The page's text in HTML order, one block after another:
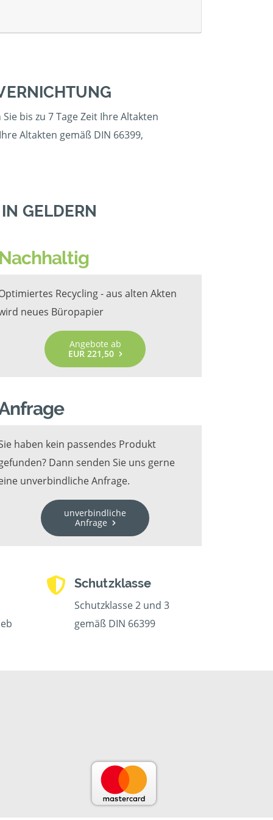
bis zu 7 Tage Zeit Ihre Altakten
Altakten gemäß DIN 66399,
GELDERN
Recycling - aus alten Akten
neues Büropapier
Angebote ab
EUR 221,50
haben kein passendes Produkt
Dann senden Sie uns gerne
unverbindliche Anfrage.
unverbindliche
Anfrage
Schutzklasse
Schutzklasse 2 und 3
gemäß DIN 66399